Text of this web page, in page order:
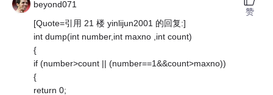
beyond071
[Quote=引用 21 楼 yinlijun2001 的回复:]
int dump(int number,int maxno ,int count)
{
if (number>count || (number==1&&count>maxno))
{
return 0;
赞